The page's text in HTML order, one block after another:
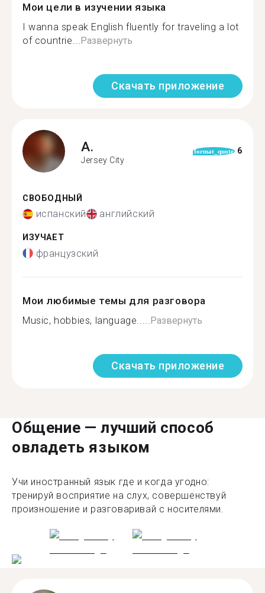
Мои цели в изучении языка
I wanna speak English fluently for traveling a lot
of countrie... Развернуть
Скачать приложение
A.
Jersey City
format_quote 6
СВОБОДНЫЙ
испанский английский
ИЗУЧАЕТ
французский
Мои любимые темы для разговора
Music, hobbies, language..... Развернуть
Скачать приложение
Общение — лучший способ
овладеть языком
Учи иностранный язык где и когда угодно:
тренируй восприятие на слух, совершенствуй
произношение и разговаривай с носителями.